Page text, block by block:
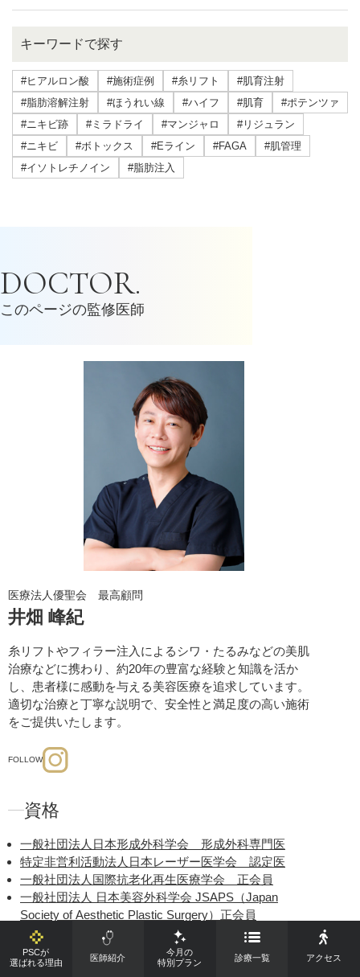
キーワードで探す
#ヒアルロン酸 #施術症例 #糸リフト
#肌育注射
#脂肪溶解注射
#ほうれい線 #ハイフ #肌育
#ポテンツァ
#ニキビ跡
#ミラドライ #マンジャロ
#リジュラン
#ニキビ
#ボトックス #Eライン #FAGA
#肌管理
#イソトレチノイン
#脂肪注入
DOCTOR.
このページの監修医師
医療法人優聖会 最高顧問
井畑 峰紀
糸リフトやフィラー注入によるシワ・たるみなどの美肌
治療などに携わり、約20年の豊富な経験と知識を活か
し、患者様に感動を与える美容医療を追求しています。
適切な治療と丁寧な説明で、安全性と満足度の高い施術
をご提供いたします。
FOLLOW
資格
一般社団法人日本形成外科学会 形成外科専門医
特定非営利活動法人日本レーザー医学会 認定医
一般社団法人国際抗老化再生医療学会 正会員
一般社団法人 日本美容外科学会 JSAPS（Japan
Society of Aesthetic Plastic Surgery）正会員
一般社団法人日本美容皮膚科学会（Japanese Society of
Aesthetic Dermatology）正会員
一般社団法人日本頭蓋顎顔面外科学会 正会員
PSCが
選ばれる理由
医師紹介
今月の
特別プラン
診療一覧 アクセス